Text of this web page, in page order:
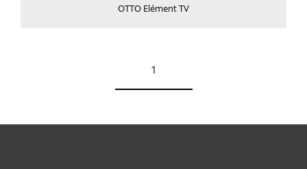
OTTO Elément TV
Voir plus
1